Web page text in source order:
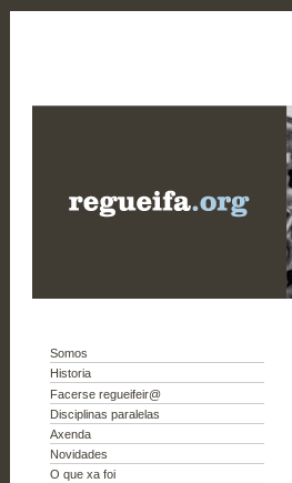
Somos
Historia
Facerse regueifeir@
Disciplinas paralelas
Axenda
Novidades
O que xa foi